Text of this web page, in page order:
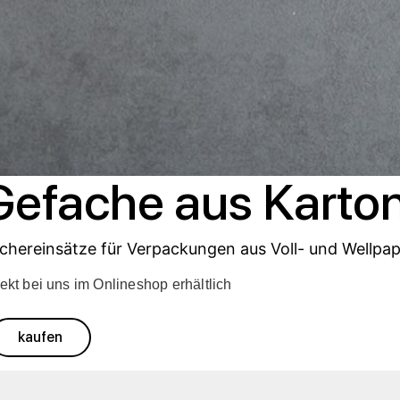
aus
für Verpackungen aus Voll- und
bei uns im Onlineshop erhältlich
kaufen